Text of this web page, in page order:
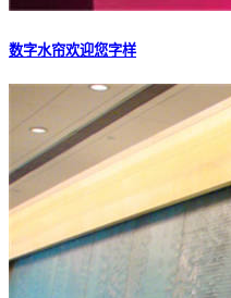
数字水帘欢迎您字样